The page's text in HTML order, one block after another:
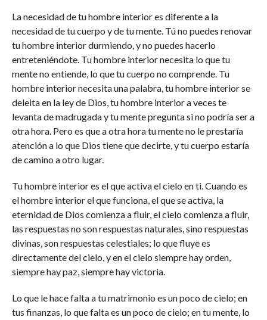
La necesidad de tu hombre interior es diferente a la
necesidad de tu cuerpo y de tu mente. Tú no puedes renovar
tu hombre interior durmiendo, y no puedes hacerlo
entreteniéndote. Tu hombre interior necesita lo que tu
mente no entiende, lo que tu cuerpo no comprende. Tu
hombre interior necesita una palabra, tu hombre interior se
deleita en la ley de Dios, tu hombre interior a veces te
levanta de madrugada y tu mente pregunta si no podría ser a
otra hora. Pero es que a otra hora tu mente no le prestaría
atención a lo que Dios tiene que decirte, y tu cuerpo estaría
de camino a otro lugar.
Tu hombre interior es el que activa el cielo en ti. Cuando es
el hombre interior el que funciona, el que se activa, la
eternidad de Dios comienza a fluir, el cielo comienza a fluir,
las respuestas no son respuestas naturales, sino respuestas
divinas, son respuestas celestiales; lo que fluye es
directamente del cielo, y en el cielo siempre hay orden,
siempre hay paz, siempre hay victoria.
Lo que le hace falta a tu matrimonio es un poco de cielo; en
tus finanzas, lo que falta es un poco de cielo; en tu mente, lo